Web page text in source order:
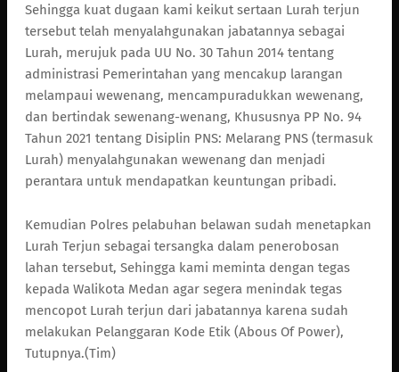
Sehingga kuat dugaan kami keikut sertaan Lurah terjun
tersebut telah menyalahgunakan jabatannya sebagai
Lurah, merujuk pada UU No. 30 Tahun 2014 tentang
administrasi Pemerintahan yang mencakup larangan
melampaui wewenang, mencampuradukkan wewenang,
dan bertindak sewenang-wenang, Khususnya PP No. 94
Tahun 2021 tentang Disiplin PNS: Melarang PNS (termasuk
Lurah) menyalahgunakan wewenang dan menjadi
perantara untuk mendapatkan keuntungan pribadi.
Kemudian Polres pelabuhan belawan sudah menetapkan
Lurah Terjun sebagai tersangka dalam penerobosan
lahan tersebut, Sehingga kami meminta dengan tegas
kepada Walikota Medan agar segera menindak tegas
mencopot Lurah terjun dari jabatannya karena sudah
melakukan Pelanggaran Kode Etik (Abous Of Power),
Tutupnya.(Tim)